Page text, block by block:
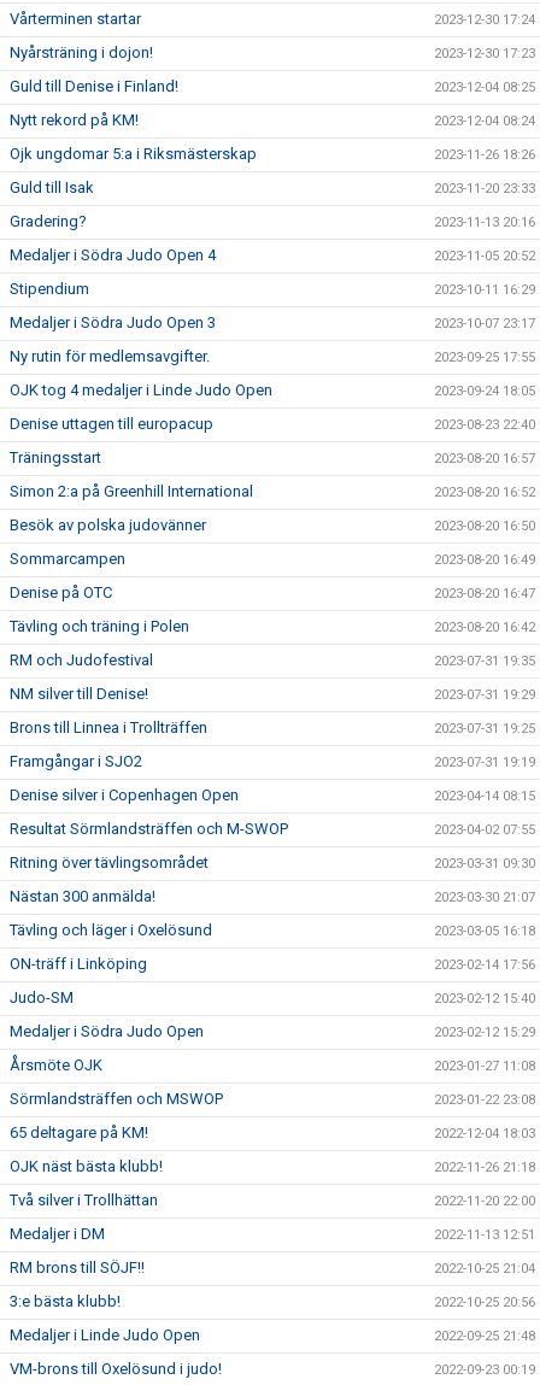
Vårterminen startar 2023-12-30 17:24
Nyårsträning i dojon! 2023-12-30 17:23
Guld till Denise i Finland! 2023-12-04 08:25
Nytt rekord på KM! 2023-12-04 08:24
Ojk ungdomar 5:a i Riksmästerskap 2023-11-26 18:26
Guld till Isak 2023-11-20 23:33
Gradering? 2023-11-13 20:16
Medaljer i Södra Judo Open 4 2023-11-05 20:52
Stipendium 2023-10-11 16:29
Medaljer i Södra Judo Open 3 2023-10-07 23:17
Ny rutin för medlemsavgifter. 2023-09-25 17:55
OJK tog 4 medaljer i Linde Judo Open 2023-09-24 18:05
Denise uttagen till europacup 2023-08-23 22:40
Träningsstart 2023-08-20 16:57
Simon 2:a på Greenhill International 2023-08-20 16:52
Besök av polska judovänner 2023-08-20 16:50
Sommarcampen 2023-08-20 16:49
Denise på OTC 2023-08-20 16:47
Tävling och träning i Polen 2023-08-20 16:42
RM och Judofestival 2023-07-31 19:35
NM silver till Denise! 2023-07-31 19:29
Brons till Linnea i Trollträffen 2023-07-31 19:25
Framgångar i SJO2 2023-07-31 19:19
Denise silver i Copenhagen Open 2023-04-14 08:15
Resultat Sörmlandsträffen och M-SWOP 2023-04-02 07:55
Ritning över tävlingsområdet 2023-03-31 09:30
Nästan 300 anmälda! 2023-03-30 21:07
Tävling och läger i Oxelösund 2023-03-05 16:18
ON-träff i Linköping 2023-02-14 17:56
Judo-SM 2023-02-12 15:40
Medaljer i Södra Judo Open 2023-02-12 15:29
Årsmöte OJK 2023-01-27 11:08
Sörmlandsträffen och MSWOP 2023-01-22 23:08
65 deltagare på KM! 2022-12-04 18:03
OJK näst bästa klubb! 2022-11-26 21:18
Två silver i Trollhättan 2022-11-20 22:00
Medaljer i DM 2022-11-13 12:51
RM brons till SÖJF!! 2022-10-25 21:04
3:e bästa klubb! 2022-10-25 20:56
Medaljer i Linde Judo Open 2022-09-25 21:48
VM-brons till Oxelösund i judo! 2022-09-23 00:19